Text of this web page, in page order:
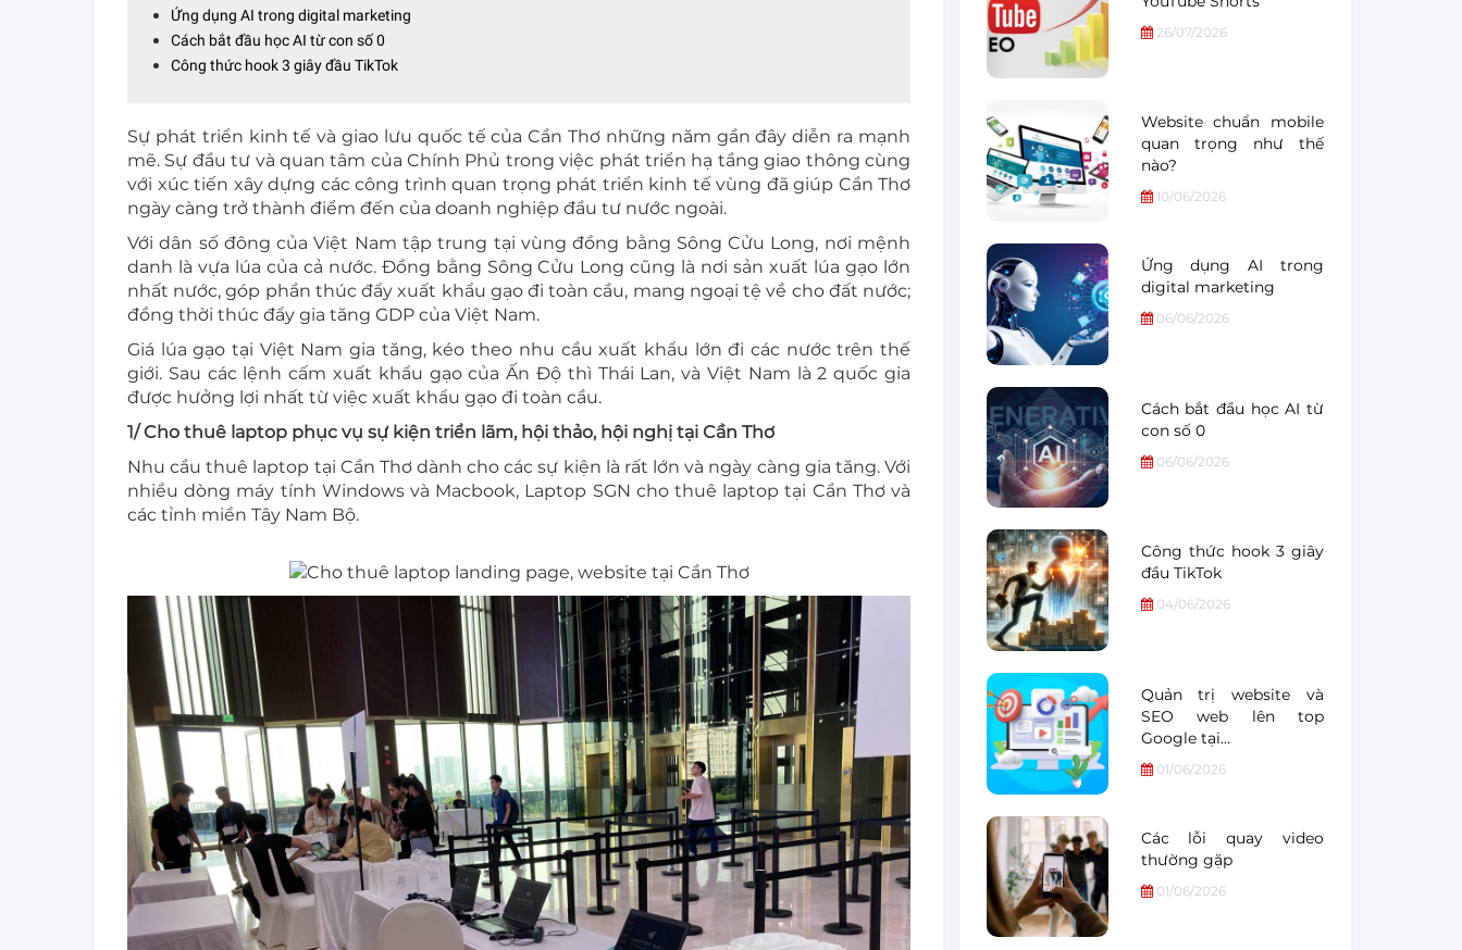
Ứng dụng AI trong digital marketing
Cách bắt đầu học AI từ con số 0
Công thức hook 3 giây đầu TikTok
Sự phát triển kinh tế và giao lưu quốc tế của Cần Thơ những năm gần đây diễn ra mạnh
mẽ. Sự đầu tư và quan tâm của Chính Phủ trong việc phát triển hạ tầng giao thông cùng
với xúc tiến xây dựng các công trình quan trọng phát triển kinh tế vùng đã giúp Cần Thơ
ngày càng trở thành điểm đến của doanh nghiệp đầu tư nước ngoài.
Với dân số đông của Việt Nam tập trung tại vùng đồng bằng Sông Cửu Long, nơi mệnh
danh là vựa lúa của cả nước. Đồng bằng Sông Cửu Long cũng là nơi sản xuất lúa gạo lớn
nhất nước, góp phần thúc đẩy xuất khẩu gạo đi toàn cầu, mang ngoại tệ về cho đất nước;
đồng thời thúc đẩy gia tăng GDP của Việt Nam.
Giá lúa gạo tại Việt Nam gia tăng, kéo theo nhu cầu xuất khẩu lớn đi các nước trên thế
giới. Sau các lệnh cấm xuất khẩu gạo của Ấn Độ thì Thái Lan, và Việt Nam là 2 quốc gia
được hưởng lợi nhất từ việc xuất khẩu gạo đi toàn cầu.
1/ Cho thuê laptop phục vụ sự kiện triển lãm, hội thảo, hội nghị tại Cần Thơ
Nhu cầu thuê laptop tại Cần Thơ dành cho các sự kiện là rất lớn và ngày càng gia tăng. Với
nhiều dòng máy tính Windows và Macbook, Laptop SGN cho thuê laptop tại Cần Thơ và
các tỉnh miền Tây Nam Bộ.
26/07/2026
Website chuẩn mobile
quan trọng như thế
nào?
10/06/2026
Ứng dụng AI trong
digital marketing
06/06/2026
Cách bắt đầu học AI từ
con số 0
06/06/2026
Công thức hook 3 giây
đầu TikTok
04/06/2026
Quản trị website và
SEO web lên top
Google tại…
01/06/2026
Các lỗi quay video
thường gặp
01/06/2026